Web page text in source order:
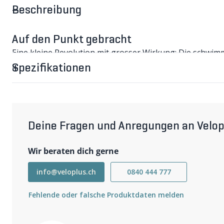
Beschreibung
Auf den Punkt gebracht
Eine kleine Revolution mit grosser Wirkung: Die
Armpump sehr effektiv. Für langen Trailspass ohne
REVGRIPS Pro Series MTB Griff im Detail
Der patentierte REVGRIP wurde so aufgebaut, dass
auch nach einem langen Tag auf den Trails noch fest im
Die Härte der Dämpfung kann über das inbegriffene
da es leichter fällt mit dem Griff verbunden zu bleiben.
Wichtigste Eigenschaften
Vibrationsdämpfend
Breite: 130mm
Spezifikationen
Deine Fragen und Anregungen an
Wir beraten dich gerne
info@veloplus.ch 0840 444 777
Fehlende oder falsche Produktdaten melden